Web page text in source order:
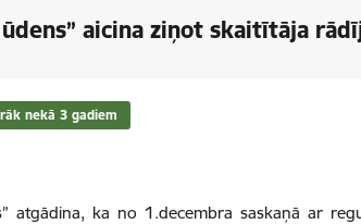
ūdens” aicina ziņot skaitītāja
nekā 3 gadiem
atgādina, ka no 1.decembra saskaņā ar